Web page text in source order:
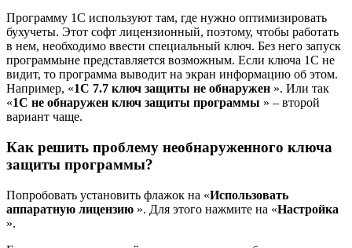
Программу 1С используют там, где нужно оптимизировать
бухучеты. Этот софт лицензионный, поэтому, чтобы работать
в нем, необходимо ввести специальный ключ. Без него запуск
программыне представляется возможным. Если ключа 1С не
видит, то программа выводит на экран информацию об этом.
Например, «1С 7.7 ключ защиты не обнаружен ». Или так
«1С не обнаружен ключ защиты программы » – второй
вариант чаще.
Как решить проблему необнаруженного ключа
защиты программы?
Попробовать установить флажок на «Использовать
аппаратную лицензию ». Для этого нажмите на «Настройка
».